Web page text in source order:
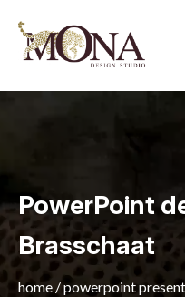
PowerPoint
Brasschaat
home /powerpoint